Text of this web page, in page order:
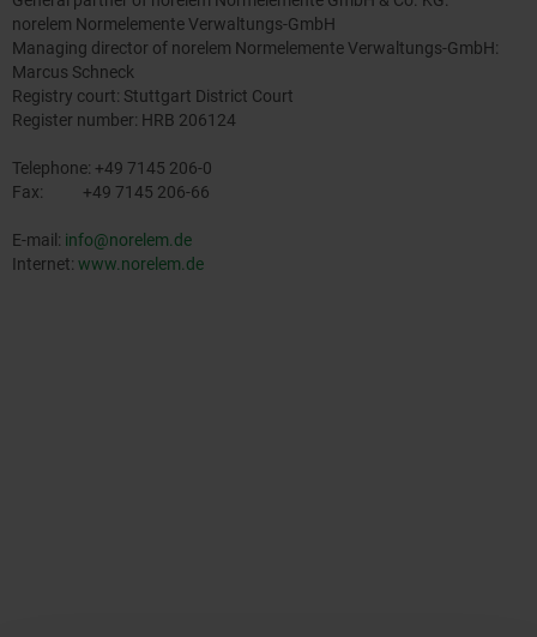
norelem Normelemente Verwaltungs-GmbH
Managing director of norelem Normelemente Verwaltungs-GmbH:
Marcus Schneck
Registry court: Stuttgart District Court
Register number: HRB 206124
Telephone: +49 7145 206-0
Fax: +49 7145 206-66
E-mail: info@norelem.de
Internet: www.norelem.de